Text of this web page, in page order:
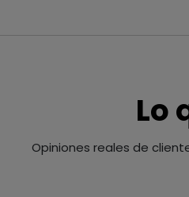
Lo
Opiniones reales de